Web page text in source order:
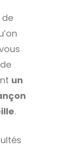
de
un
.